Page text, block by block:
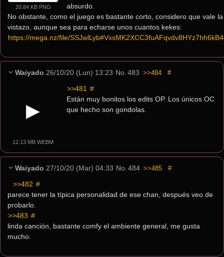
20.84 KB PNG
absurdo.
No obstante, como el juego es bastante corto, considero que vale
vistazo, aunque sea para echarse unos cuantos kekes:
https://mega.nz/file/
Waiyado 26/10/20 (Lun) 13:23 No. 483 >>484 #
12.13 MB WEBM
>>481 #
Están muy bonitos los edits OP. Los únicos OC
que hecho son gondolas.
Waiyado 27/10/20 (Mar) 04:33 No. 484 >>485 #
>>482 #
parece tener la típica personalidad de ese chan, después veo de
probarlo.
>>483 #
linda canción, bastante comfy el ambiente general, me gusta
mucho.